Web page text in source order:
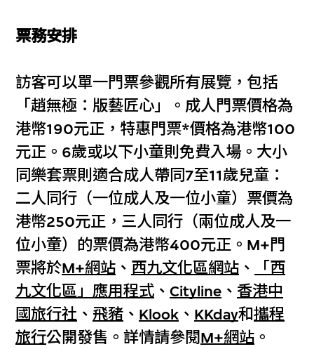
票務安排
訪客可以單一門票參觀所有展覽，包括
「趙無極：版藝匠心」。成人門票價格為
港幣190元正，特惠門票*價格為港幣100
元正。6歲或以下小童則免費入場。大小
同樂套票則適合成人帶同7至11歲兒童：
二人同行（一位成人及一位小童）票價為
港幣250元正，三人同行（兩位成人及一
位小童）的票價為港幣400元正。M+門
票將於M+網站 、 西九文化區網站 、
「西
九文化區」應用程式 、Cityline 、 香港中
國旅行社 、飛豬 、 Klook 、 KKday和攜程
旅行公開發售。詳情請參閱M+網站 。